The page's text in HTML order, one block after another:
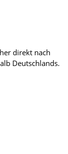
direkt nach
Deutschlands.